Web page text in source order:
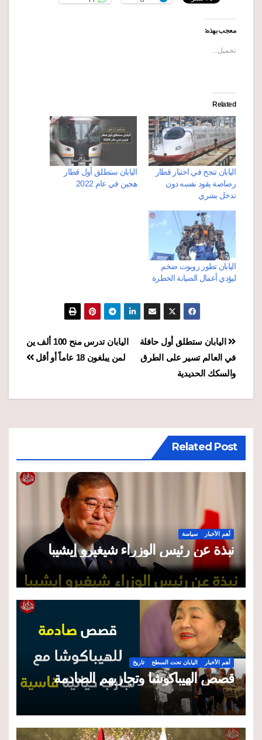
معجب بهذه:
تحميل...
Related
اليابان تنجح في اختبار قطار
رصاصة يقود نفسه دون
تدخل بشري
اليابان ستطلق أول قطار
هجين في عام 2022
اليابان تطور روبوت ضخم
ليؤدي أعمال الصيانة الخطرة
تصفّح
المقالات
اليابان تدرس منح 100 ألف ين
لمن يبلغون 18 عاماً أو أقل
اليابان ستطلق أول حافلة
في العالم تسير على الطرق
والسكك الحديدية
Related Post
أهم الأخبار سياسة
نبذة عن رئيس الوزراء شيغيرو إيشيبا
أهم الأخبار اليابان تحت السطح تاريخ
قصص الهيباكوشا وتجاربهم الصادمة